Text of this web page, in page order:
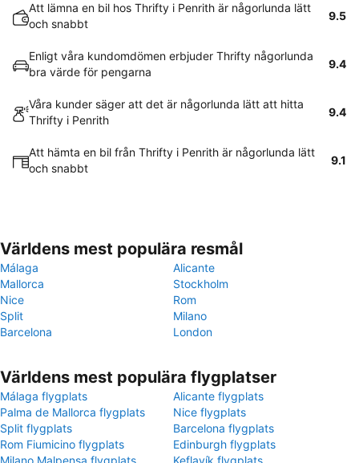
Att lämna en bil hos Thrifty i Penrith är någorlunda lätt
och snabbt
9.5
Enligt våra kundomdömen erbjuder Thrifty någorlunda
bra värde för pengarna
9.4
Våra kunder säger att det är någorlunda lätt att hitta
Thrifty i Penrith
9.4
Att hämta en bil från Thrifty i Penrith är någorlunda lätt
och snabbt
9.1
Världens mest populära resmål
Málaga
Alicante
Mallorca
Stockholm
Nice
Rom
Split
Milano
Barcelona
London
Världens mest populära flygplatser
Málaga flygplats
Alicante flygplats
Palma de Mallorca flygplats
Nice flygplats
Split flygplats
Barcelona flygplats
Rom Fiumicino flygplats
Edinburgh flygplats
Milano Malpensa flygplats
Keflavík flygplats